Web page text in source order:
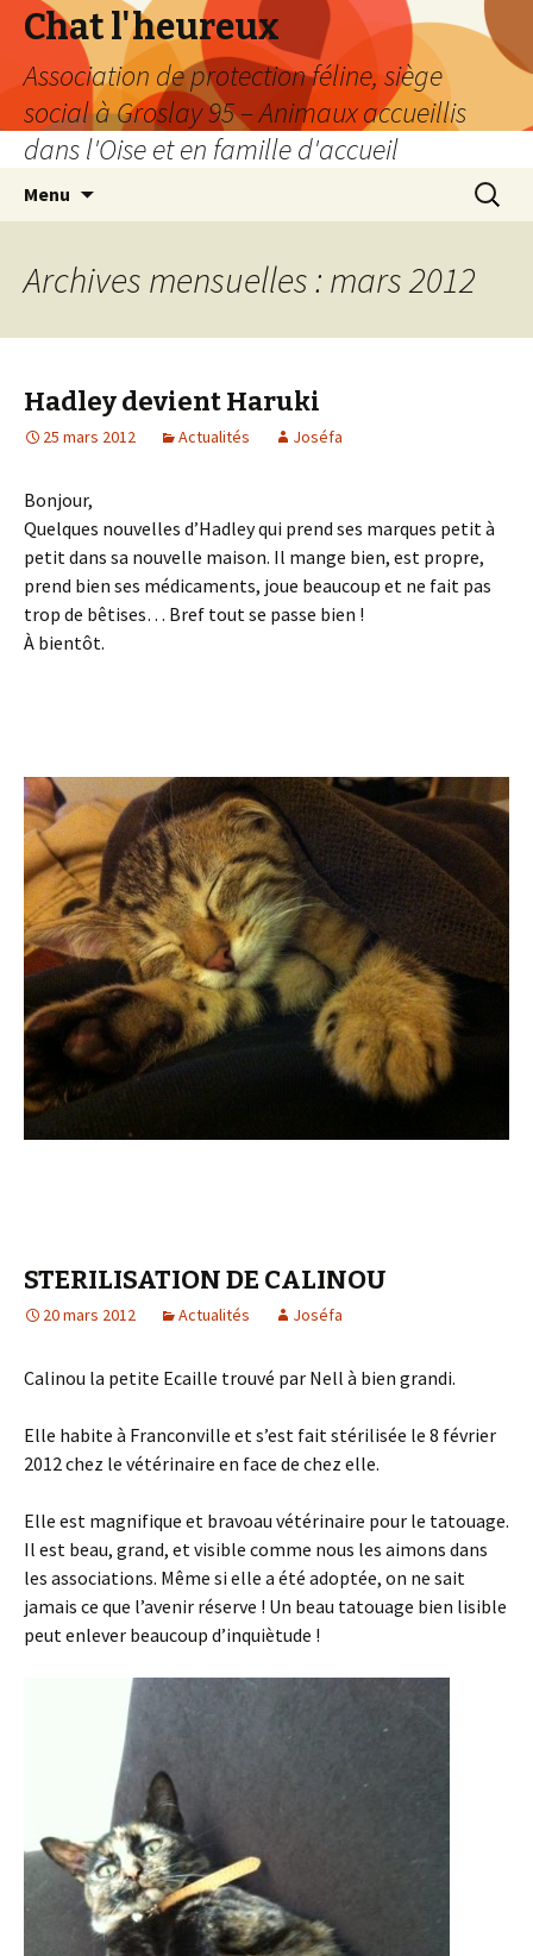
Chat l'heureux
Association de protection féline, siège
social à Groslay 95 – Animaux accueillis
dans l'Oise et en famille d'accueil
Menu
Archives mensuelles : mars 2012
Hadley devient Haruki
25 mars 2012 Actualités Joséfa
Bonjour,
Quelques nouvelles d’Hadley qui prend ses marques petit à
petit dans sa nouvelle maison. Il mange bien, est propre,
prend bien ses médicaments, joue beaucoup et ne fait pas
trop de bêtises… Bref tout se passe bien !
À bientôt.
STERILISATION DE CALINOU
20 mars 2012 Actualités Joséfa
Calinou la petite Ecaille trouvé par Nell à bien grandi.
Elle habite à Franconville et s’est fait stérilisée le 8 février
2012 chez le vétérinaire en face de chez elle.
Elle est magnifique et bravoau vétérinaire pour le tatouage.
Il est beau, grand, et visible comme nous les aimons dans
les associations. Même si elle a été adoptée, on ne sait
jamais ce que l’avenir réserve ! Un beau tatouage bien lisible
peut enlever beaucoup d’inquiètude !